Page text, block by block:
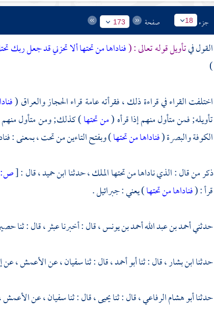
جزء 18 صفحة 173
القول فيتأويل قوله تعالى : (فناداها من تحتها ألا تحزني قد جعل ربك
)
اختلفت القراء في قراءة ذلك ، فقرأته عامة قراءالحجازوالعراق(
تأويله; فمن متأول منهم إذا قرأه (من تحتها) كذلك; ومن متأول منهم
الكوفةوالبصرة(فناداها من تحتها) وبفتح التاءين من تحت ، بمعنى :
ذكر من قال : الذي ناداها من تحتها الملك ، حدثناابن حميد ،قال :[ص:
قرأ : (فناداها من تحتها) يعني : جبرائيل .
حدثنيأحمد بن عبد الله أحمد بن يونس ،قال : أخبرناعبثر، قال : ثنا
حدثناابن بشار ،قال : ثناأبو أحمد ،قال : ثناسفيان ،عنالأعمش ،عن
حدثناأبو هشام الرفاعي ،قال : ثنايحيى ،قال : ثناسفيان ،عنالأعمش